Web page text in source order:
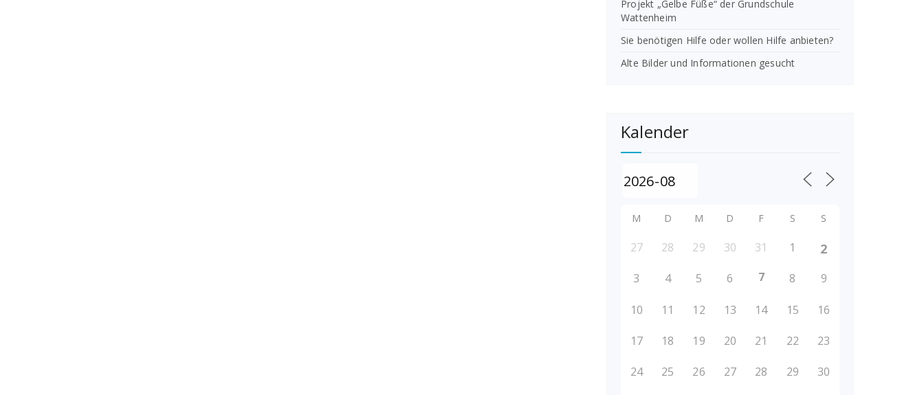
Projekt „Gelbe Füße“ der Grundschule
Wattenheim
Sie benötigen Hilfe oder wollen Hilfe anbieten?
Alte Bilder und Informationen gesucht
Kalender
M D M D F S S
27 28 29 30 31 1 2
3 4 5 6 7 8 9
10 11 12 13 14 15 16
17 18 19 20 21 22 23
24 25 26 27 28 29 30